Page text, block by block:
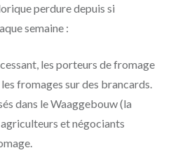
perdure depuis si
semaine :
les porteurs de fromage
fromages sur des brancards.
dans le Waaggebouw (la
agriculteurs et négociants